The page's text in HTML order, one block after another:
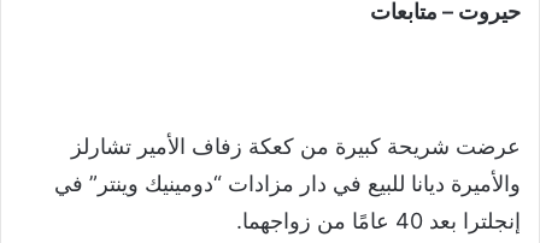
حيروت – متابعات
عرضت شريحة كبيرة من كعكة زفاف الأمير تشارلز
والأميرة ديانا للبيع في دار مزادات “دومينيك وينتر” في
إنجلترا بعد 40 عامًا من زواجهما.